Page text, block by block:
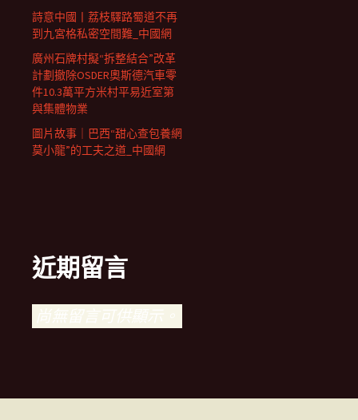
詩意中國丨荔枝驛路蜀道不再
到九宮格私密空間難_中國網
廣州石牌村擬“拆整結合”改革
計劃撤除OSDER奧斯德汽車零
件10.3萬平方米村平易近室第
與集體物業
圖片故事｜巴西“甜心查包養網
莫小龍”的工夫之道_中國網
近期留言
尚無留言可供顯示。